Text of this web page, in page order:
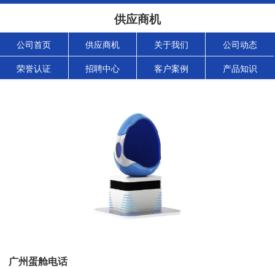
供应商机
公司首页 供应商机 关于我们 公司动态
荣誉认证 招聘中心 客户案例 产品知识
广州蛋舱电话